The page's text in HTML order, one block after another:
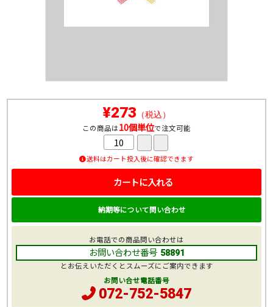
¥273 （税込）
この商品は10個単位で注文可能
送料はカート投入後に確認できます
カートに入れる
納期等について問い合わせ
お電話での商品問い合わせは
お問い合わせ番号 58891
とお伝えいただくとスムーズにご案内できます
お問い合せ電話番号
072-752-5847